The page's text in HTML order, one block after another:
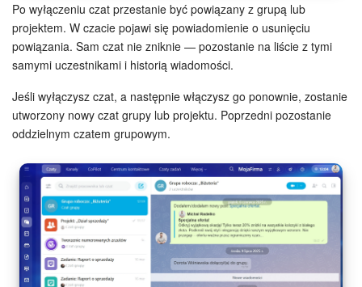
Po wyłączeniu czat przestanie być powiązany z grupą lub
projektem. W czacie pojawi się powiadomienie o usunięciu
powiązania. Sam czat nie zniknie — pozostanie na liście z tymi
samymi uczestnikami i historią wiadomości.
Jeśli wyłączysz czat, a następnie włączysz go ponownie, zostanie
utworzony nowy czat grupy lub projektu. Poprzedni pozostanie
oddzielnym czatem grupowym.